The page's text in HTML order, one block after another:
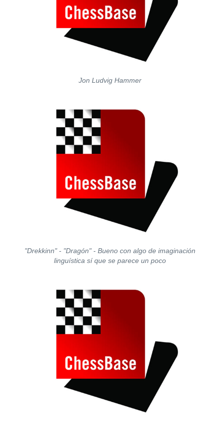
Jon Ludvig Hammer
"Drekkinn" - "Dragón" - Bueno con algo de imaginación
linguística sí que se parece un poco